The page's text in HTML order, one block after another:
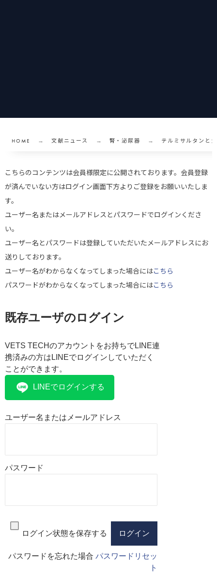
HOME 文献ニュース 腎・泌尿器 テルミサルタンと
こちらのコンテンツは会員様限定に公開されております。会員登録
が済んでいない方はログイン画面下方よりご登録をお願いいたしま
す。
ユーザー名またはメールアドレスとパスワードでログインくださ
い。
ユーザー名とパスワードは登録していただいたメールアドレスにお
送りしております。
ユーザー名がわからなくなってしまった場合にはこちら
パスワードがわからなくなってしまった場合にはこちら
VETS TECHのアカウントをお持ちでLINE連
携済みの方はLINEでログインしていただく
ことができます。
LINEでログインする
既存ユーザのログイン
ユーザー名またはメールアドレス
パスワード
ログイン状態を保存する
パスワードを忘れた場合 パスワードリセッ
ト